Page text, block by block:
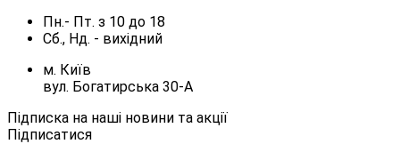
Пн.- Пт. з 10 до 18
Сб., Нд. - вихідний
м. Київ
вул. Богатирська 30-А
Підписка на наші новини та акції
Підписатися